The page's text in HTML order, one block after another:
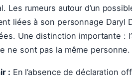
Les rumeurs autour d’un
liées à son personnage Daryl
Une distinction importante :
ne sont pas la même personne.
: En l’absence de déclaration